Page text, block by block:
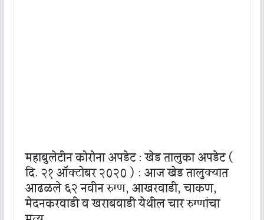
महाबुलेटीन कोरोना अपडेट : खेड तालुका अपडेट (
दि. २१ ऑक्टोबर २०२० ) : आज खेड तालुक्यात
आढळले ६२ नवीन रुग्ण, आखरवाडी, चाकण,
मेदनकरवाडी व खराबवाडी येथील चार रुग्णांचा